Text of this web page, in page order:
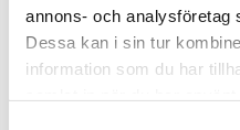
annons- och analysföretag
Dessa kan i sin tur
information som du har
Universalfilter FP-2T-